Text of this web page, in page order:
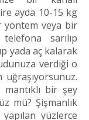
ayda 10-15 kg
yöntem veya bir
sarılıp
yada aç kalarak
verdiği o
bir şey
mü? Şişmanlık
yüzlerce